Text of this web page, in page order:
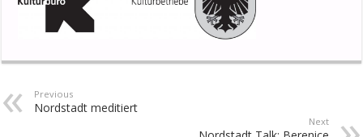
Previous
Nordstadt meditiert
Next